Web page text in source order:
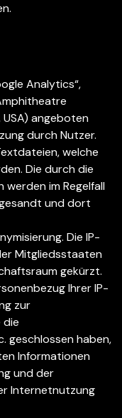
Analytics“,
angeboten
durch Nutzer.
welche
Die durch die
im Regelfall
und dort
Die IP-
Mitgliedsstaaten
gekürzt.
Ihrer IP-
zur
die
geschlossen haben,
Informationen
und der
Internetnutzung